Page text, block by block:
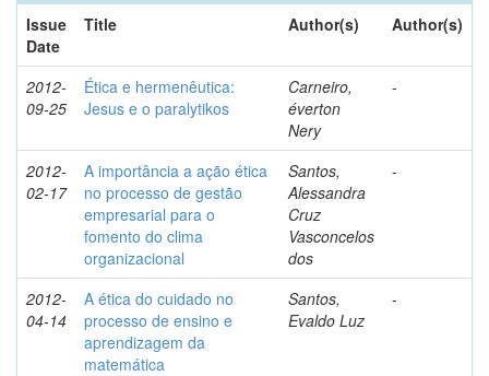
Issue
Date
Title Author(s) Author(s)
2012-
09-25
Ética e hermenêutica:
Jesus e o paralytikos
Carneiro,
éverton
Nery
-
2012-
02-17
A importância a ação ética
no processo de gestão
empresarial para o
fomento do clima
organizacional
Santos,
Alessandra
Cruz
Vasconcelos
dos
-
2012-
04-14
A ética do cuidado no
processo de ensino e
aprendizagem da
matemática
Santos,
Evaldo Luz
-